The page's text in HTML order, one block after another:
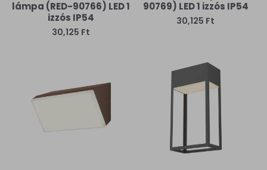
lámpa (RED-90766) LED 1
izzós IP54
30,125 Ft
90769) LED 1 izzós IP54
30,125 Ft